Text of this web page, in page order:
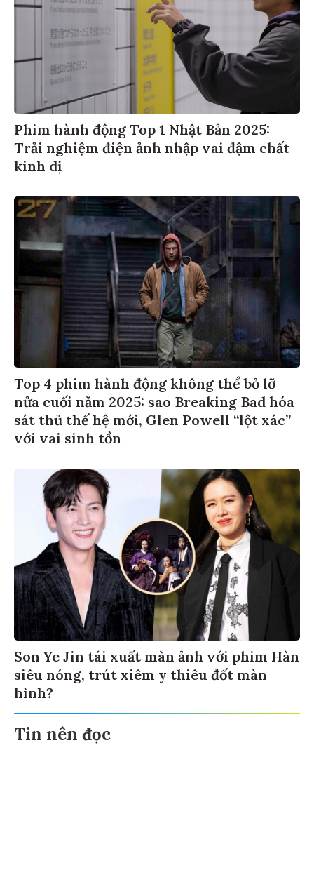
Phim hành động Top 1 Nhật Bản 2025:
Trải nghiệm điện ảnh nhập vai đậm chất
kinh dị
Top 4 phim hành động không thể bỏ lỡ
nửa cuối năm 2025: sao Breaking Bad hóa
sát thủ thế hệ mới, Glen Powell “lột xác”
với vai sinh tồn
Son Ye Jin tái xuất màn ảnh với phim Hàn
siêu nóng, trút xiêm y thiêu đốt màn
hình?
Tin nên đọc